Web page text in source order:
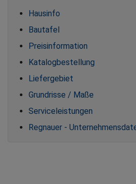
Hausinfo
Bautafel
Preisinformation
Katalogbestellung
Liefergebiet
Grundrisse / Maße
Serviceleistungen
Regnauer -